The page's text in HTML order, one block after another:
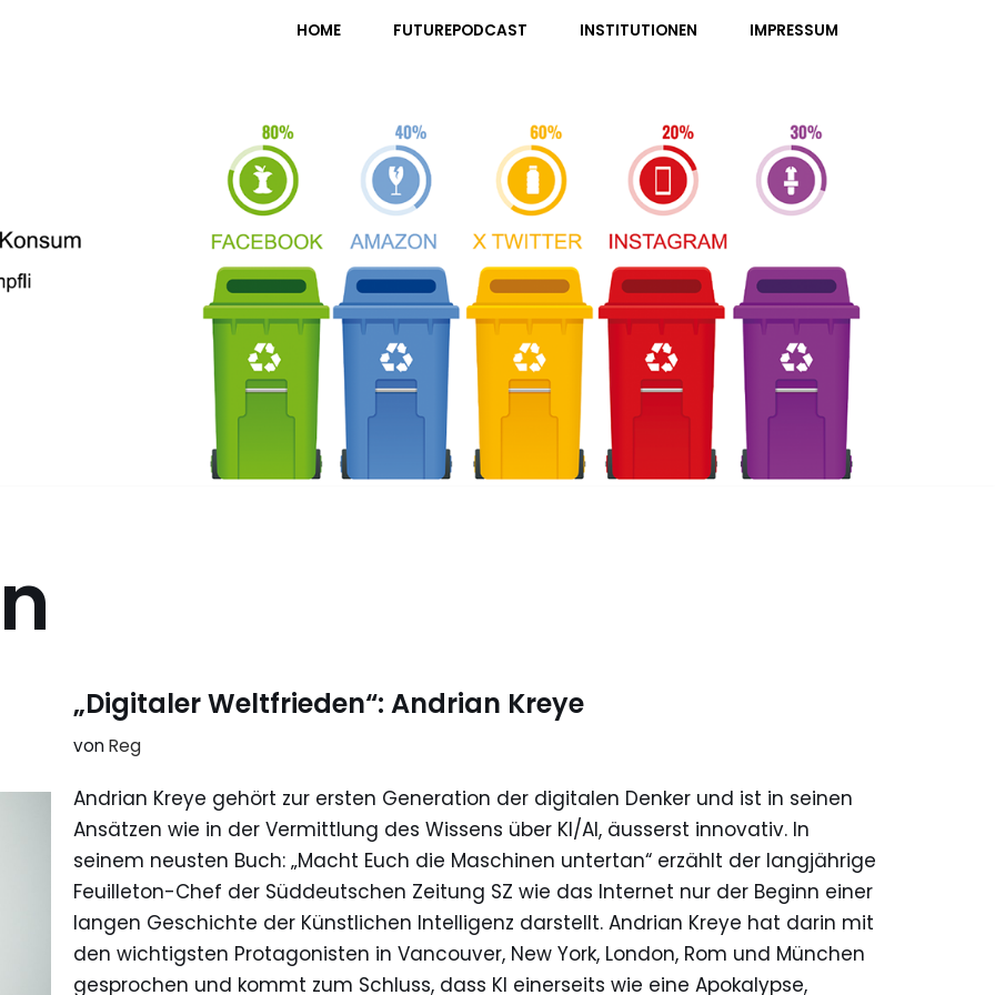
HOME FUTUREPODCAST INSTITUTIONEN IMPRESSUM
„Digitaler Weltfrieden“: Andrian Kreye
vonReg
Andrian Kreye gehört zur ersten Generation der digitalen Denker und ist in seinen
Ansätzen wie in der Vermittlung des Wissens über KI/AI, äusserst innovativ. In
seinem neusten Buch: „Macht Euch die Maschinen untertan“ erzählt der langjährige
Feuilleton-Chef der Süddeutschen Zeitung SZ wie das Internet nur der Beginn einer
langen Geschichte der Künstlichen Intelligenz darstellt. Andrian Kreye hat darin mit
den wichtigsten Protagonisten in Vancouver, New York, London, Rom und München
gesprochen und kommt zum Schluss, dass KI einerseits wie eine Apokalypse,